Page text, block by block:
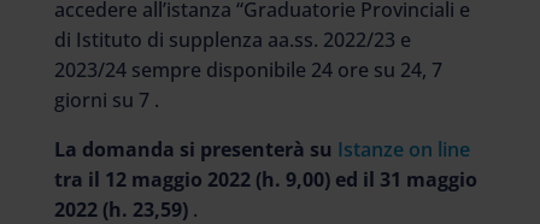
accedere all’istanza “Graduatorie Provinciali e
di Istituto di supplenza aa.ss. 2022/23 e
2023/24 sempre disponibile 24 ore su 24, 7
giorni su 7 .
La domanda si presenterà su Istanze on line
tra il 12 maggio 2022 (h. 9,00) ed il 31 maggio
2022 (h. 23,59).